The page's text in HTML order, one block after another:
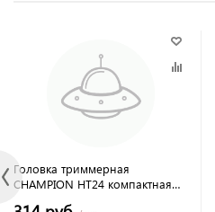
Головка триммерная
CHAMPION HT24 компактная